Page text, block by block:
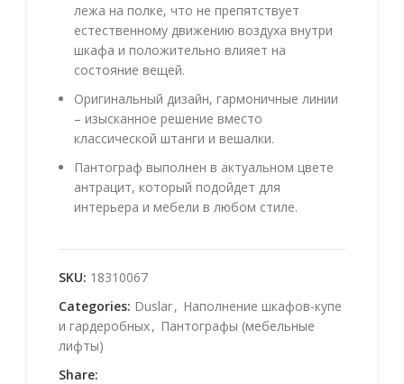
лежа на полке, что не препятствует
естественному движению воздуха внутри
шкафа и положительно влияет на
состояние вещей.
Оригинальный дизайн, гармоничные линии
– изысканное решение вместо
классической штанги и вешалки.
Пантограф выполнен в актуальном цвете
антрацит, который подойдет для
интерьера и мебели в любом стиле.
SKU: 18310067
Categories: Duslar, Наполнение шкафов-купе
и гардеробных, Пантографы (мебельные
лифты)
Share: